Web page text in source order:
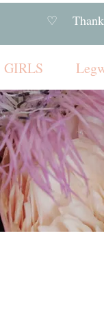
♡ Thank
GIRLS